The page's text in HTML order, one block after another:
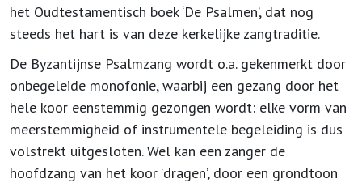
het Oudtestamentisch boek ‘De Psalmen’, dat nog
steeds het hart is van deze kerkelijke zangtraditie.
De Byzantijnse Psalmzang wordt o.a. gekenmerkt door
onbegeleide monofonie, waarbij een gezang door het
hele koor eenstemmig gezongen wordt: elke vorm van
meerstemmigheid of instrumentele begeleiding is dus
volstrekt uitgesloten. Wel kan een zanger de
hoofdzang van het koor ‘dragen’, door een grondtoon